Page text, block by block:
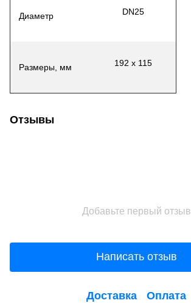
Диаметр DN25
Размеры, мм 192 х 115
Отзывы
Добавьте первый отзыв
Написать отзыв
Доставка Оплата